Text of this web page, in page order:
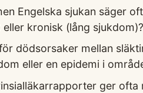
Engelska sjukan säger
eller kronisk (lång
dödsorsaker mellan
eller en epidemi i
ger ofta